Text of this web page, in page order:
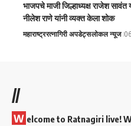
भाजपचे माजी जिल्हाध्यक्ष राजेश सावंत
नीलेश राणे यांनी व्यक्त केला शोक
महाराष्ट्ररत्नागिरी अपडेट्सलोकल न्यूज
//
W elcome to Ratnagiri live!